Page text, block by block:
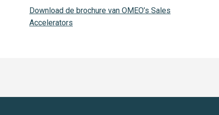
Download de brochure van OMEO’s Sales
Accelerators